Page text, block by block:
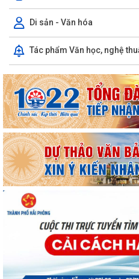
Di sản - Văn hóa
Tác phẩm Văn học, nghệ
TRI ÂN CÁC ANH HÙNG LIỆT SĨ –
NHỚ NGUỒN"
ỦY BAN MTTQ VIỆT NAM XÃ
TRẬN 6 THÁNG ĐẦU NĂM 2026
MANG BẢN SẮC ĐI CÙNG THẾ GIỚI
THƯỜNG TRỰC HỘI ĐỒNG NHÂN
BÁO CÁO CÔNG TÁC CHUẨN BỊ KỲ
BAN VĂN HÓA - XÃ HỘI HỘI ĐỒNG
TRA CÁC BÁO CÁO, TỜ TRÌNH, DỰ
THÔNG BÁO Về việc đảm bảo an
Hòa Bình
Xã Hùng Thắng tập trung đẩy
dự án trọng điểm
Thông báo lịch tiếp công dân định
HĐND, đại biểu HĐND xã Hùng...